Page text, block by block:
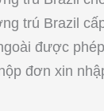
trú Brazil
được
đơn xin